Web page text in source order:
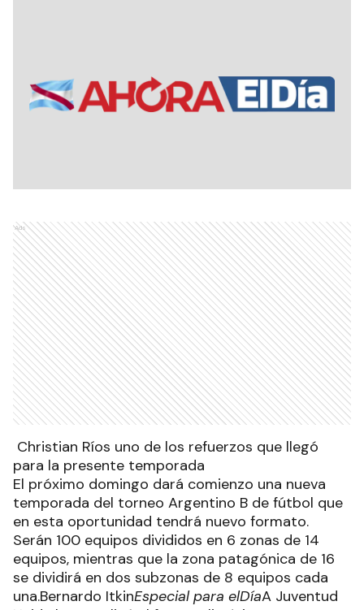
Ads
Christian Ríos uno de los refuerzos que llegó
para la presente temporada
El próximo domingo dará comienzo una nueva
temporada del torneo Argentino B de fútbol que
en esta oportunidad tendrá nuevo formato.
Serán 100 equipos divididos en 6 zonas de 14
equipos, mientras que la zona patagónica de 16
se dividirá en dos subzonas de 8 equipos cada
una.Bernardo ItkinEspecial para elDíaA Juventud